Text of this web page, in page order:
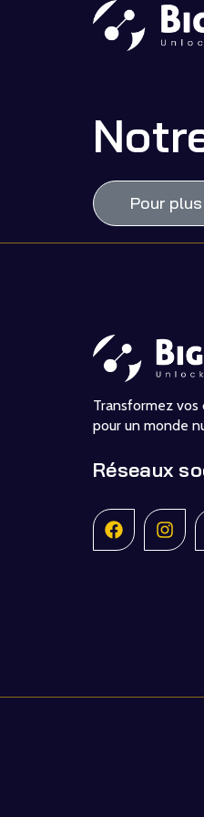
Pour
Transformez
pour un monde
Réseaux